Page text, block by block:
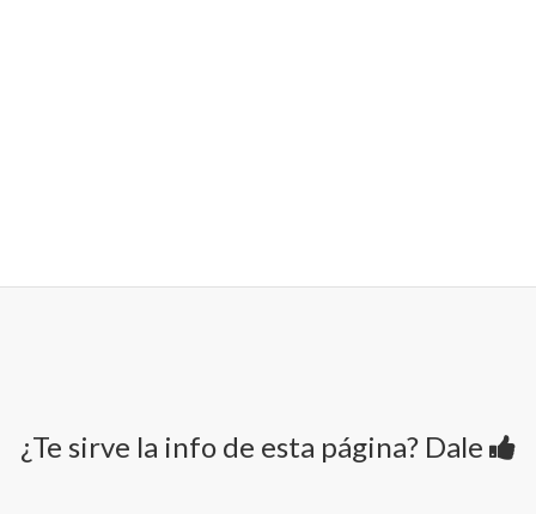
¿Te sirve la info de esta página? Dale